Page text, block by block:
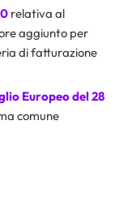
relativa al
aggiunto per
di fatturazione
Europeo del 28
comune